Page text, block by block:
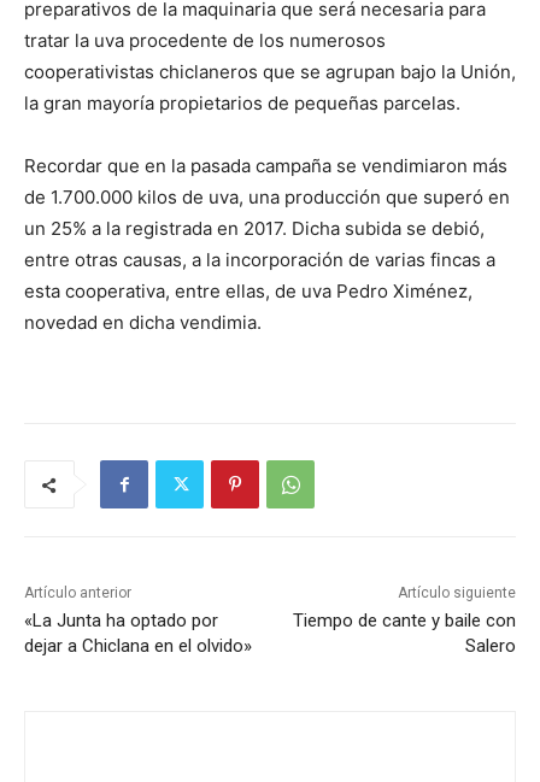
preparativos de la maquinaria que será necesaria para
tratar la uva procedente de los numerosos
cooperativistas chiclaneros que se agrupan bajo la Unión,
la gran mayoría propietarios de pequeñas parcelas.
Recordar que en la pasada campaña se vendimiaron más
de 1.700.000 kilos de uva, una producción que superó en
un 25% a la registrada en 2017. Dicha subida se debió,
entre otras causas, a la incorporación de varias fincas a
esta cooperativa, entre ellas, de uva Pedro Ximénez,
novedad en dicha vendimia.
Artículo anterior
«La Junta ha optado por
dejar a Chiclana en el olvido»
Artículo siguiente
Tiempo de cante y baile con
Salero